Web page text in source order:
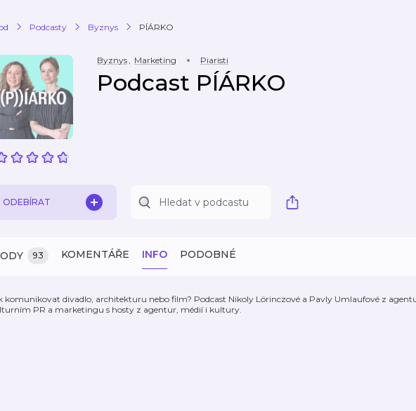
Podcasty Byznys PÍÁRKO
Byznys, Marketing Piaristi
Podcast PÍÁRKO
ODEBÍRAT
93 KOMENTÁŘE INFO PODOBNÉ
komunikovat divadlo, architekturu nebo film? Podcast Nikoly Lörinczové a Pavly Umlaufové z
PR a marketingu s hosty z agentur, médií i kultury.